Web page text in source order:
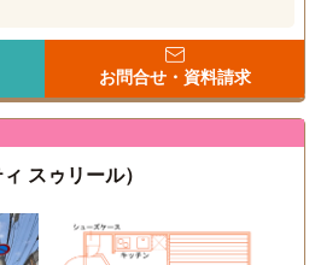
お問合せ・資料請求
スゥリール）